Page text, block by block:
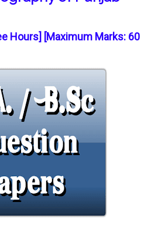
Hours] [Maximum Marks: 60